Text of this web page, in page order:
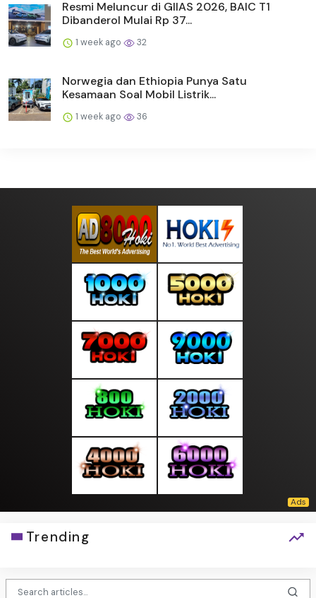
Resmi Meluncur di GIIAS 2026, BAIC T1
Dibanderol Mulai Rp 37...
1 week ago 32
Norwegia dan Ethiopia Punya Satu
Kesamaan Soal Mobil Listrik...
1 week ago 36
Trending